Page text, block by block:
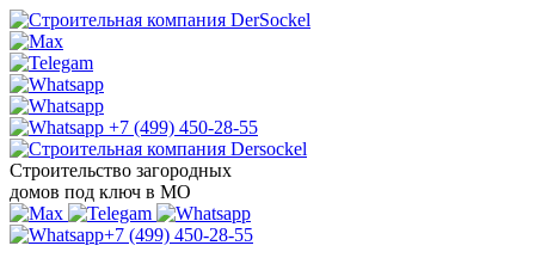
+7 (499) 450-28-55
Строительство загородных
домов под ключ в МО
+7 (499) 450-28-55